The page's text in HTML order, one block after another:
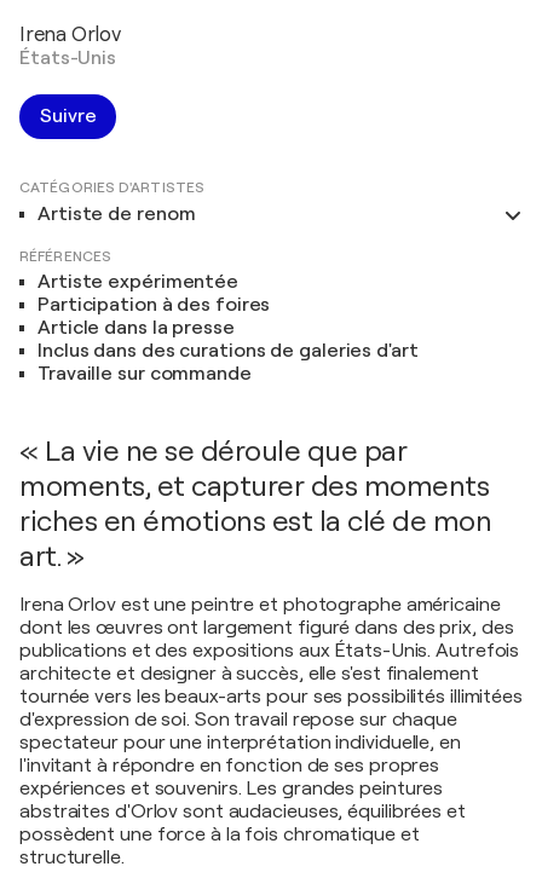
Irena Orlov
États-Unis
Suivre
CATÉGORIES D'ARTISTES
Artiste de renom
RÉFÉRENCES
Artiste expérimentée
Participation à des foires
Article dans la presse
Inclus dans des curations de galeries d'art
Travaille sur commande
« La vie ne se déroule que par
moments, et capturer des moments
riches en émotions est la clé de mon
art. »
Irena Orlov est une peintre et photographe américaine
dont les œuvres ont largement figuré dans des prix, des
publications et des expositions aux États-Unis. Autrefois
architecte et designer à succès, elle s'est finalement
tournée vers les beaux-arts pour ses possibilités illimitées
d'expression de soi. Son travail repose sur chaque
spectateur pour une interprétation individuelle, en
l'invitant à répondre en fonction de ses propres
expériences et souvenirs. Les grandes peintures
abstraites d'Orlov sont audacieuses, équilibrées et
possèdent une force à la fois chromatique et
structurelle.